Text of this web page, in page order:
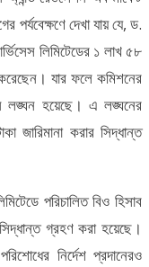
দেখা যায় যে, ড.
লিমিটেডের ১ লাখ ৫৮
করেছেন। যার ফলে কমিশনের
লঙ্ঘন হয়েছে। এ লঙ্ঘনের
জারিমানা করার সিদ্ধান্ত
পরিচালিত বিও হিসাব
গ্রহণ করা হয়েছে।
নির্দেশ প্রদানেরও